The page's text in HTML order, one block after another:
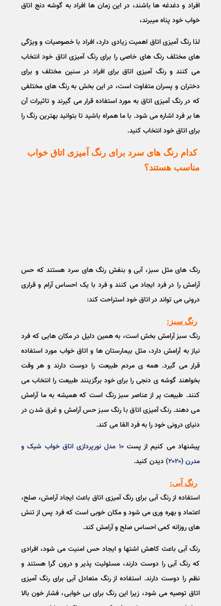
افراد و دغدغه ها باشند، در این زمان ها افراد به گوشه دنج اتاق
خواب خود پناه میبرند،
لذا رنگ آمیزی اتاق اهمیت زیادی دارد، افراد با خصوصیات و ویژگی
های مختلف رنگ های خاصی را برای رنگ آمیزی اتاق خود انتخاب
می کنند و رنگ آمیزی اتاق برای افراد در سنین مختلف و برای
دختران و پسران متفاوت است، در این بخش به رنگ های مختلفی
که در رنگ آمیزی اتاق به مورد استفاده قرار می گیرند و تاثیرات آن
ها بر فرد اشاره می شود. با ما همراه باشید تا بتوانید بهترین رنگ را
برای اتاق خود انتخاب کنید.
کدام رنگ های سرد برای رنگ آمیزی اتاق خواب
مناسب هستند؟
رنگ های مثل سبز، آبی و بنفش رنگ های سرد هستند که حس
آرامش را در فرد ایجاد می کنند و فرد با یک احساس آرام و قراری
درونی می تواند در اتاق خود استراحت کند:
رنگ سبز:
رنگ سبز آرامش بخش است، به همین دلیل در مکان هایی که فرد
نیاز به آرامش دارد، مثل بیمارستان ها و اتاق خواب مورد استفاده
قرار می گیرد. همه ی مردم طبیعت را دوست دارند و هر وقت
بخواهند گوشه ی دنجی را برای خود برگزینند طبیعت را انتخاب می
کنند. طبیعت پر از عناصر سبز رنگ است که همیشه به ما آرامش
می دهند. رنگ آمیزی اتاق با رنگ سبز حس آرامش و غرق شدن در
دنیای درونی خود را به فرد القا می کند.
پیشنهاد می کنیم از پست
۱۰ مدل نورپردازی اتاق خواب شیک و
مدرن (۲۰۲۰)
دیدن کنید.
رنگ آبی:
استفاده از رنگ آبی برای رنگ آمیزی اتاق باعث ایجاد آرامش، صلح،
اعتماد و بهره وری می شود و مکان خوبی است که فرد پس از تنش
های روزانه کمی احساس صلح و آرامش کند.
رنگ آبی باعث کاهش اشتها و ایجاد حس امنیت می شود، افرادی
که رنگ آبی را دوست دارند، مسئولیت پذیر و درون گرا هستند و
نظم را دوست دارند. استفاده از رنگ متعادل آبی برای رنگ آمیزی
اتاق توصیه می شود، زیرا این رنگ برای بی خوابی، فشار خون بالا